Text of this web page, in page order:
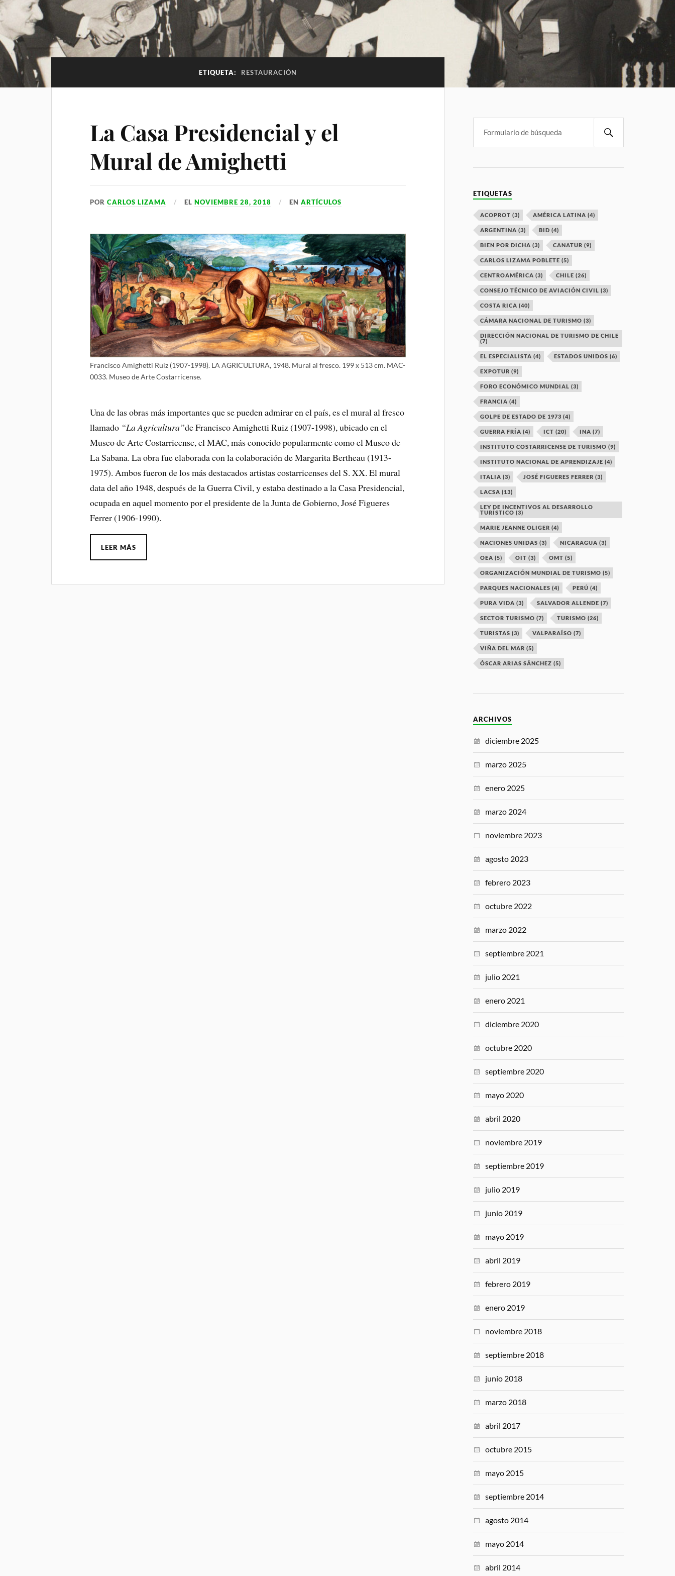
ETIQUETA: RESTAURACIÓN
La Casa Presidencial y el
Mural de Amighetti
PORCARLOS LIZAMA ELNOVIEMBRE 28, 2018 ENARTÍCULOS
Francisco Amighetti Ruiz (1907-1998). LA AGRICULTURA, 1948. Mural al fresco. 199 x 513 cm. MAC-
0033. Museo de Arte Costarricense.
Una de las obras más importantes que se pueden admirar en el país, es el mural al fresco
llamado “La Agricultura”de Francisco Amighetti Ruiz (1907-1998), ubicado en el
Museo de Arte Costarricense, el MAC, más conocido popularmente como el Museo de
La Sabana. La obra fue elaborada con la colaboración de Margarita Bertheau (1913-
1975). Ambos fueron de los más destacados artistas costarricenses del S. XX. El mural
data del año 1948, después de la Guerra Civil, y estaba destinado a la Casa Presidencial,
ocupada en aquel momento por el presidente de la Junta de Gobierno, José Figueres
Ferrer (1906-1990).
LEER MÁS
ETIQUETAS
ACOPROT (3) AMÉRICA LATINA (4)
ARGENTINA (3) BID (4)
BIEN POR DICHA (3) CANATUR (9)
CARLOS LIZAMA POBLETE (5)
CENTROAMÉRICA (3) CHILE (26)
CONSEJO TÉCNICO DE AVIACIÓN CIVIL (3)
COSTA RICA (40)
CÁMARA NACIONAL DE TURISMO (3)
DIRECCIÓN NACIONAL DE TURISMO DE CHILE
(7)
EL ESPECIALISTA (4) ESTADOS UNIDOS (6)
EXPOTUR (9)
FORO ECONÓMICO MUNDIAL (3)
FRANCIA (4)
GOLPE DE ESTADO DE 1973 (4)
GUERRA FRÍA (4) ICT (20) INA (7)
INSTITUTO COSTARRICENSE DE TURISMO (9)
INSTITUTO NACIONAL DE APRENDIZAJE (4)
ITALIA (3) JOSÉ FIGUERES FERRER (3)
LACSA (13)
LEY DE INCENTIVOS AL DESARROLLO
TURÍSTICO (3)
MARIE JEANNE OLIGER (4)
NACIONES UNIDAS (3) NICARAGUA (3)
OEA (5) OIT (3) OMT (5)
ORGANIZACIÓN MUNDIAL DE TURISMO (5)
PARQUES NACIONALES (4) PERÚ (4)
PURA VIDA (3) SALVADOR ALLENDE (7)
SECTOR TURISMO (7) TURISMO (26)
TURISTAS (3) VALPARAÍSO (7)
VIÑA DEL MAR (5)
ÓSCAR ARIAS SÁNCHEZ (5)
ARCHIVOS
diciembre 2025
marzo 2025
enero 2025
marzo 2024
noviembre 2023
agosto 2023
febrero 2023
octubre 2022
marzo 2022
septiembre 2021
julio 2021
enero 2021
diciembre 2020
octubre 2020
septiembre 2020
mayo 2020
abril 2020
noviembre 2019
septiembre 2019
julio 2019
junio 2019
mayo 2019
abril 2019
febrero 2019
enero 2019
noviembre 2018
septiembre 2018
junio 2018
marzo 2018
abril 2017
octubre 2015
mayo 2015
septiembre 2014
agosto 2014
mayo 2014
abril 2014
pa
m
m
p
a
r
i